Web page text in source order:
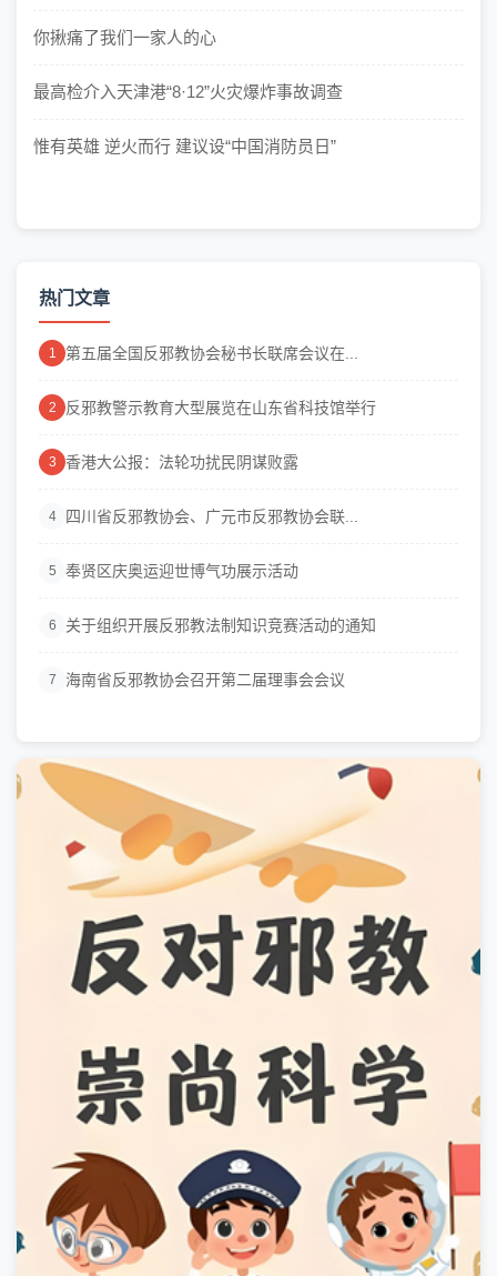
你揪痛了我们一家人的心
最高检介入天津港“8·12”火灾爆炸事故调查
惟有英雄 逆火而行 建议设“中国消防员日”
热门文章
1 第五届全国反邪教协会秘书长联席会议在...
2 反邪教警示教育大型展览在山东省科技馆举行
3 香港大公报：法轮功扰民阴谋败露
4 四川省反邪教协会、广元市反邪教协会联...
5 奉贤区庆奥运迎世博气功展示活动
6 关于组织开展反邪教法制知识竞赛活动的通知
7 海南省反邪教协会召开第二届理事会会议